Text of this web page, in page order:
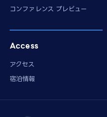
コンファレンス プレビュー
Access
アクセス
宿泊情報